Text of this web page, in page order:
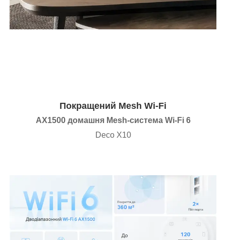
Покращений Mesh Wi-Fi
AX1500 домашня Mesh-система Wi-Fi 6
Deco X10